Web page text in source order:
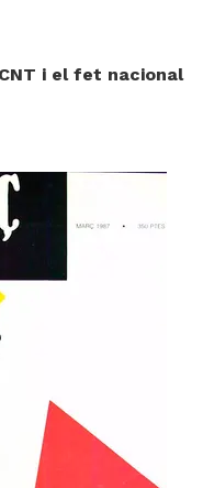
i el fet nacional